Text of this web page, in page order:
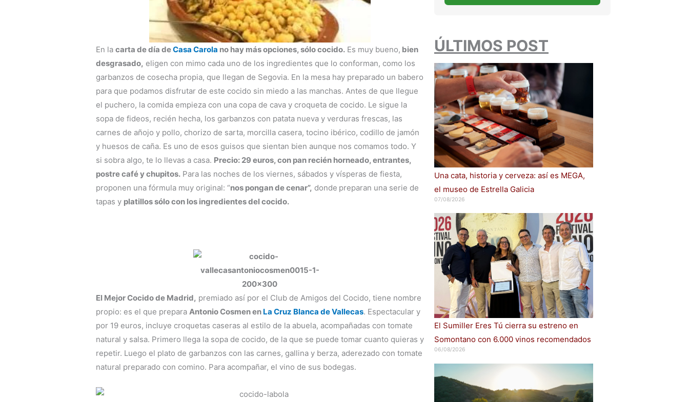
En la carta de día deCasa Carola no hay más opciones, sólo cocido. Es muy bueno, bien
desgrasado, eligen con mimo cada uno de los ingredientes que lo conforman, como los
garbanzos de cosecha propia, que llegan de Segovia. En la mesa hay preparado un babero
para que podamos disfrutar de este cocido sin miedo a las manchas. Antes de que llegue
el puchero, la comida empieza con una copa de cava y croqueta de cocido. Le sigue la
sopa de fideos, recién hecha, los garbanzos con patata nueva y verduras frescas, las
carnes de añojo y pollo, chorizo de sarta, morcilla casera, tocino ibérico, codillo de jamón
y huesos de caña. Es uno de esos guisos que sientan bien aunque nos comamos todo. Y
si sobra algo, te lo llevas a casa. Precio: 29 euros, con pan recién horneado, entrantes,
postre café y chupitos. Para las noches de los viernes, sábados y vísperas de fiesta,
proponen una fórmula muy original: “nos pongan de cenar”, donde preparan una serie de
tapas y platillos sólo con los ingredientes del cocido.
El Mejor Cocido de Madrid, premiado así por el Club de Amigos del Cocido, tiene nombre
propio: es el que prepara Antonio Cosmen en La Cruz Blanca de Vallecas. Espectacular y
por 19 euros, incluye croquetas caseras al estilo de la abuela, acompañadas con tomate
natural y salsa. Primero llega la sopa de cocido, de la que se puede tomar cuanto quieras y
repetir. Luego el plato de garbanzos con las carnes, gallina y berza, aderezado con tomate
natural preparado con comino. Para acompañar, el vino de sus bodegas.
ÚLTIMOS POST
Una cata, historia y cerveza: así es MEGA,
el museo de Estrella Galicia
07/08/2026
El Sumiller Eres Tú cierra su estreno en
Somontano con 6.000 vinos recomendados
06/08/2026